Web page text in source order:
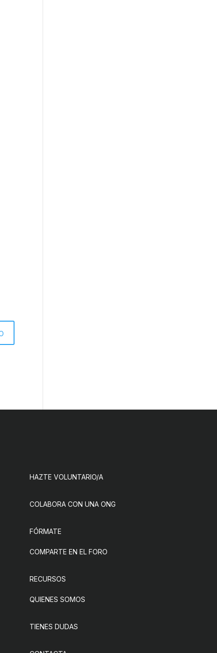
HAZTE VOLUNTARIO/A
COLABORA CON UNA ONG
FÓRMATE
COMPARTE EN EL FORO
RECURSOS
QUIENES SOMOS
TIENES DUDAS